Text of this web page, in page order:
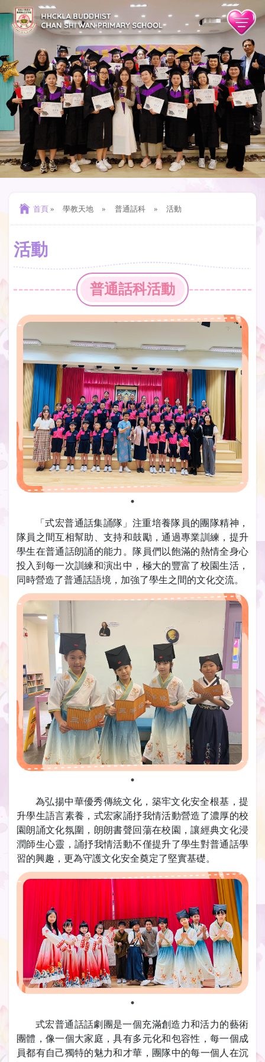
首頁 » 學教天地 » 普通話科 » 活動
活動
普通話科活動
「式宏普通話集誦隊」注重培養隊員的團隊精神，
隊員之間互相幫助、支持和鼓勵，通過專業訓練，提升
學生在普通話朗誦的能力。隊員們以飽滿的熱情全身心
投入到每一次訓練和演出中，極大的豐富了校園生活，
同時營造了普通話語境，加強了學生之間的文化交流。
為弘揚中華優秀傳統文化，築牢文化安全根基，提
升學生語言素養，式宏家誦抒我情活動營造了濃厚的校
園朗誦文化氛圍，朗朗書聲回蕩在校園，讓經典文化浸
潤師生心靈，誦抒我情活動不僅提升了學生對普通話學
習的興趣，更為守護文化安全奠定了堅實基礎。
式宏普通話話劇團是一個充滿創造力和活力的藝術
團體，像一個大家庭，具有多元化和包容性，每一個成
員都有自己獨特的魅力和才華，團隊中的每一個人在沉